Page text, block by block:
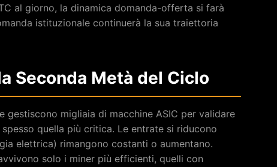
al giorno, la dinamica domanda-offerta si farà
istituzionale continuerà la sua traiettoria
Seconda Metà del Ciclo
gestiscono migliaia di macchine ASIC per validare
quella più critica. Le entrate si riducono
elettrica) rimangono costanti o aumentano.
solo i miner più efficienti, quelli con